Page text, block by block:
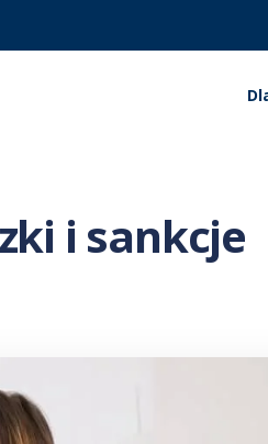
i sankcje